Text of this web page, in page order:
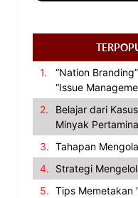
1.
“Nation
“Issue
2.
Belajar dari
Minyak Pertamina
3. Tahapan
4.
Strategi
5. Tips Memetakan